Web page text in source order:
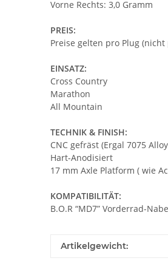
Vorne Rechts: 3,0 Gramm
PREIS:
Preise gelten pro Plug (nicht
EINSATZ:
Cross Country
Marathon
All Mountain
TECHNIK & FINISH:
CNC gefräst (Ergal 7075
Hart-Anodisiert
17 mm Axle Platform ( wie
KOMPATIBILITÄT:
B.O.R “MD7” Vorderrad-
Artikelgewicht: